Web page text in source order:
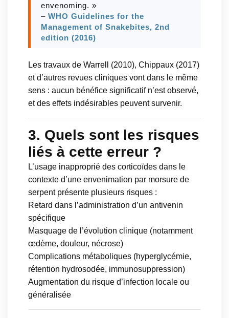
envenoming. »
– WHO Guidelines for the
Management of Snakebites, 2nd
edition (2016)
Les travaux de Warrell (2010), Chippaux (2017)
et d’autres revues cliniques vont dans le même
sens : aucun bénéfice significatif n’est observé,
et des effets indésirables peuvent survenir.
3. Quels sont les risques
liés à cette erreur ?
L’usage inapproprié des corticoïdes dans le
contexte d’une envenimation par morsure de
serpent présente plusieurs risques :
Retard dans l’administration d’un antivenin
spécifique
Masquage de l’évolution clinique (notamment
œdème, douleur, nécrose)
Complications métaboliques (hyperglycémie,
rétention hydrosodée, immunosuppression)
Augmentation du risque d’infection locale ou
généralisée